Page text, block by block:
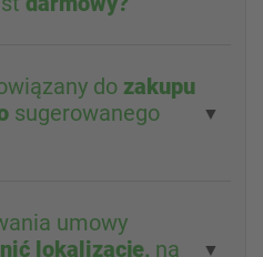
do zakupu
sugerowanego
▼
umowy
lokalizację, na
▼